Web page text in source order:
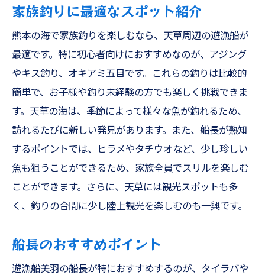
家族釣りに最適なスポット紹介
熊本の海で家族釣りを楽しむなら、天草周辺の遊漁船が
最適です。特に初心者向けにおすすめなのが、アジング
やキス釣り、オキアミ五目です。これらの釣りは比較的
簡単で、お子様や釣り未経験の方でも楽しく挑戦できま
す。天草の海は、季節によって様々な魚が釣れるため、
訪れるたびに新しい発見があります。また、船長が熟知
するポイントでは、ヒラメやタチウオなど、少し珍しい
魚も狙うことができるため、家族全員でスリルを楽しむ
ことができます。さらに、天草には観光スポットも多
く、釣りの合間に少し陸上観光を楽しむのも一興です。
船長のおすすめポイント
遊漁船美羽の船長が特におすすめするのが、タイラバや